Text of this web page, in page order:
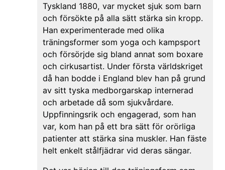
Tyskland 1880, var mycket sjuk som barn
och försökte på alla sätt stärka sin kropp.
Han experimenterade med olika
träningsformer som yoga och kampsport
och försörjde sig bland annat som boxare
och cirkusartist. Under första världskriget
då han bodde i England blev han på grund
av sitt tyska medborgarskap internerad
och arbetade då som sjukvårdare.
Uppfinningsrik och engagerad, som han
var, kom han på ett bra sätt för orörliga
patienter att stärka sina muskler. Han fäste
helt enkelt stålfjädrar vid deras sängar.